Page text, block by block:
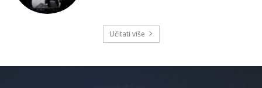
Učitati više